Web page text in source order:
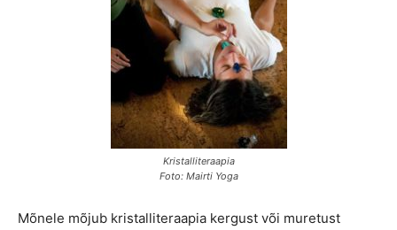
Kristalliteraapia
Foto: Mairti Yoga
Mõnele mõjub kristalliteraapia kergust või muretust